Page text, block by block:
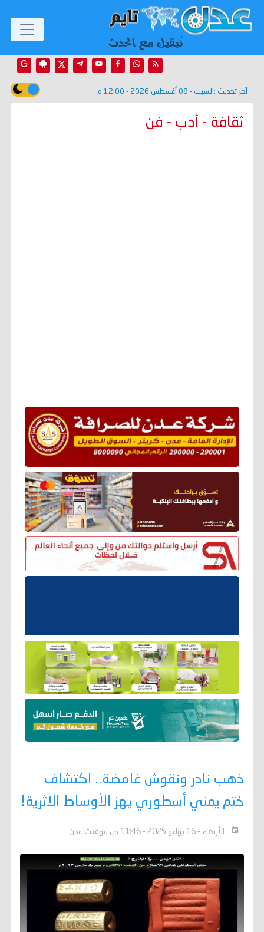
آخر تحديث : السبت - 08 أغسطس 2026 - 12:00 م
ثقافة - أدب - فن
ذهب نادر ونقوش غامضة.. اكتشاف
ختم يمني أسطوري يهز الأوساط الأثرية!
الأربعاء - 16 يوليو 2025 - 11:46 ص بتوقيت عدن